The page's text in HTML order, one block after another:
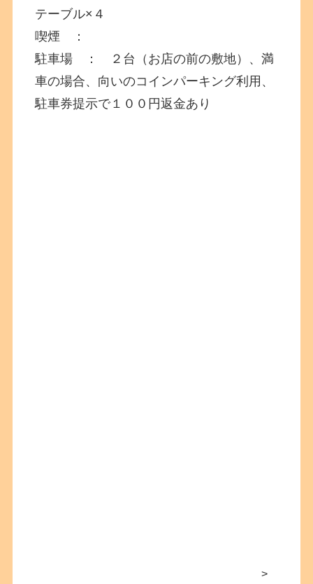
テーブル×４
喫煙 ：
駐車場 ： ２台（お店の前の敷地）、満
車の場合、向いのコインパーキング利用、
駐車券提示で１００円返金あり
>